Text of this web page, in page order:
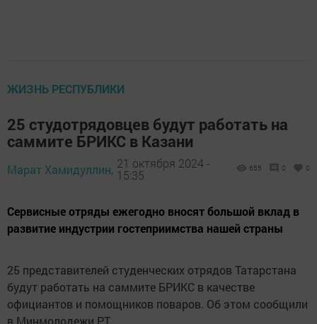
ЖИЗНЬ РЕСПУБЛИКИ
25 студотрядовцев будут работать на
саммите БРИКС в Казани
Марат Хамидуллин, 21 октября 2024 -
15:35
655 0 0
Сервисные отряды ежегодно вносят большой вклад в
развитие индустрии гостеприимства нашей страны
25 представителей студенческих отрядов Татарстана
будут работать на саммите БРИКС в качестве
официантов и помощников поваров. Об этом сообщили
в Минмолодежи РТ.